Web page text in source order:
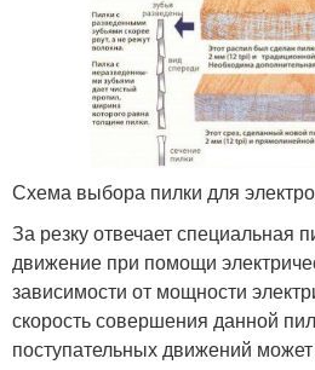
Схема выбора пилки для
За резку отвечает специальная
движение при помощи
зависимости от мощности
скорость совершения данной
поступательных движений